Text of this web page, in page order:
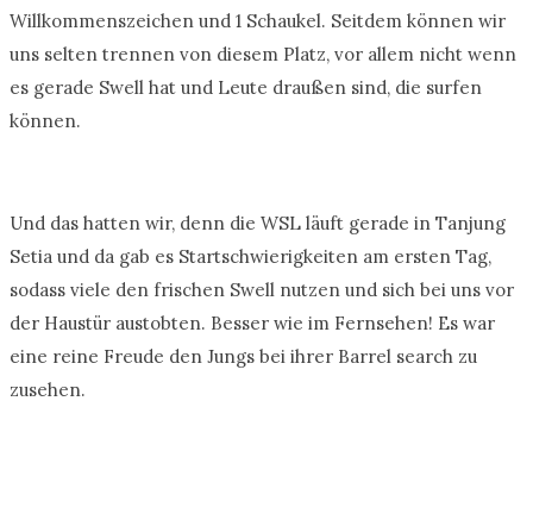
Willkommenszeichen und 1 Schaukel. Seitdem können wir
uns selten trennen von diesem Platz, vor allem nicht wenn
es gerade Swell hat und Leute draußen sind, die surfen
können.
Und das hatten wir, denn die WSL läuft gerade in Tanjung
Setia und da gab es Startschwierigkeiten am ersten Tag,
sodass viele den frischen Swell nutzen und sich bei uns vor
der Haustür austobten. Besser wie im Fernsehen! Es war
eine reine Freude den Jungs bei ihrer Barrel search zu
zusehen.